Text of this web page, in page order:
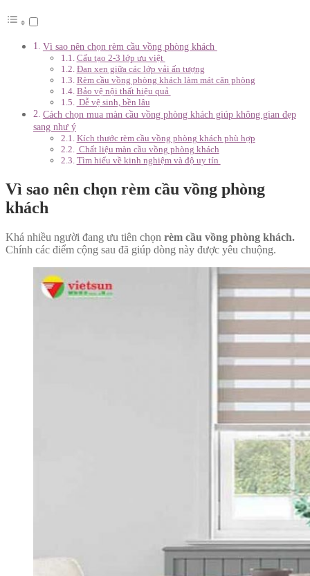
Vì sao nên chọn rèm cầu vồng phòng khách
Cấu tạo 2-3 lớp ưu việt
Đan xen giữa các lớp vải ấn tượng
Rèm cầu vồng phòng khách làm mát căn phòng
Bảo vệ nội thất hiệu quả
Dễ vệ sinh, bền lâu
Cách chọn mua màn cầu vồng phòng khách giúp không gian đẹp
sang như ý
Kích thước rèm cầu vồng phòng khách phù hợp
Chất liệu màn cầu vồng phòng khách
Tìm hiểu về kinh nghiệm và độ uy tín
Vì sao nên chọn rèm cầu vồng phòng
khách
Khá nhiều người đang ưu tiên chọn rèm cầu vồng phòng khách.
Chính các điểm cộng sau đã giúp dòng này được yêu chuộng.